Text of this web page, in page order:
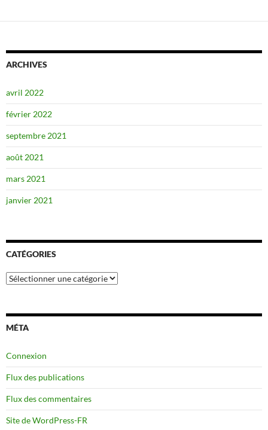
ARCHIVES
avril 2022
février 2022
septembre 2021
août 2021
mars 2021
janvier 2021
CATÉGORIES
Catégories
MÉTA
Connexion
Flux des publications
Flux des commentaires
Site de WordPress-FR